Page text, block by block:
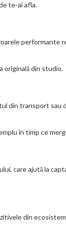
te-ai afla.
originală din studio.
din transport
în timp ce
care ajută la
din